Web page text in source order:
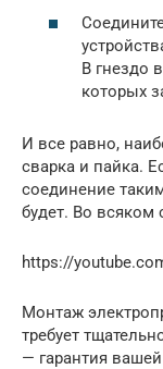
В гнездо
которых
И все равно,
сварка и пайка.
соединение
будет. Во всяком
https://
Монтаж
требует
— гарантия